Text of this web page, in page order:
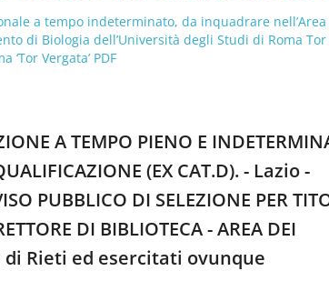
a tempo indeterminato, da inquadrare
di Biologia dell’Università degli Studi di Roma Tor
Vergata’ PDF
A TEMPO PIENO E
(EX CAT.D). - Lazio -
PUBBLICO DI SELEZIONE PER
DI BIBLIOTECA - AREA DEI
di Rieti ed esercitati ovunque